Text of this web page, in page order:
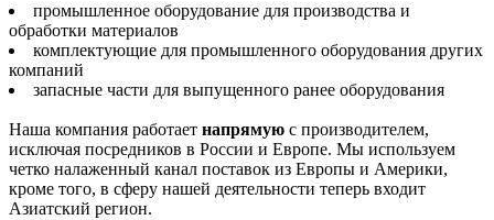
промышленное оборудование для производства и
обработки материалов
комплектующие для промышленного оборудования других
компаний
запасные части для выпущенного ранее оборудования
Наша компания работает напрямую с производителем,
исключая посредников в России и Европе. Мы используем
четко налаженный канал поставок из Европы и Америки,
кроме того, в сферу нашей деятельности теперь входит
Азиатский регион.